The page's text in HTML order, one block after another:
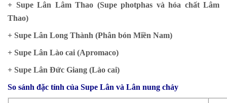
+ Supe Lân Lâm Thao (Supe photphas và hóa chất Lâm
Thao)
+ Supe Lân Long Thành (Phân bón Miền Nam)
+ Supe Lân Lào cai (Apromaco)
+ Supe Lân Đức Giang (Lào cai)
So sánh đặc tính của Supe Lân và Lân nung chảy